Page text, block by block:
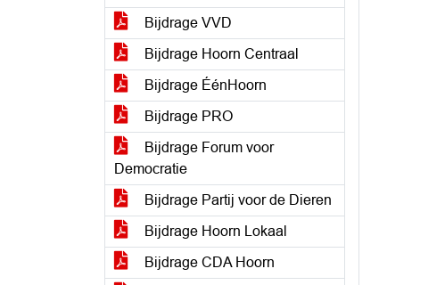
Bijdrage VVD
Bijdrage Hoorn Centraal
Bijdrage ÉénHoorn
Bijdrage PRO
Bijdrage Forum voor
Democratie
Bijdrage Partij voor de Dieren
Bijdrage Hoorn Lokaal
Bijdrage CDA Hoorn